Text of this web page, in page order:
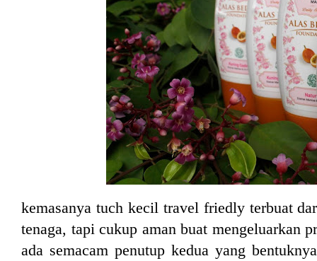
kemasanya tuch kecil travel friedly terbuat
tenaga, tapi cukup aman buat mengeluarkan
ada semacam penutup kedua yang